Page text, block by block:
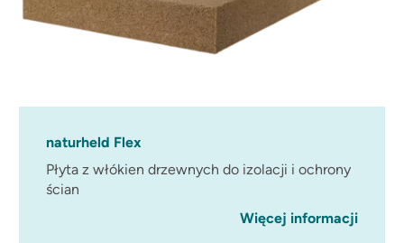
naturheld Flex
Płyta z włókien drzewnych do izolacji i ochrony
ścian
Więcej informacji